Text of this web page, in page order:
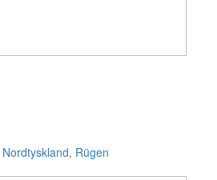
Nordtyskland, Rügen